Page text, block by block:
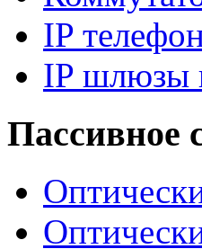
IP
IP шлюзы
Пассивное